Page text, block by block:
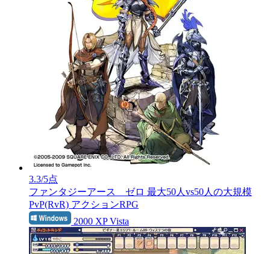
3.3/5点
ファンタジーアース ゼロ 最大50人vs50人の大規模
PvP(RvR) アクションRPG
2000 XP Vista